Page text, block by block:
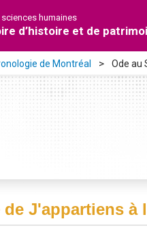
humaines
d’histoire et de
de Montréal Ode au
J'appartiens à